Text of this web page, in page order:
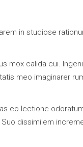
in studiose
mox calida cui.
meo imaginarer
eo lectione
dissimilem